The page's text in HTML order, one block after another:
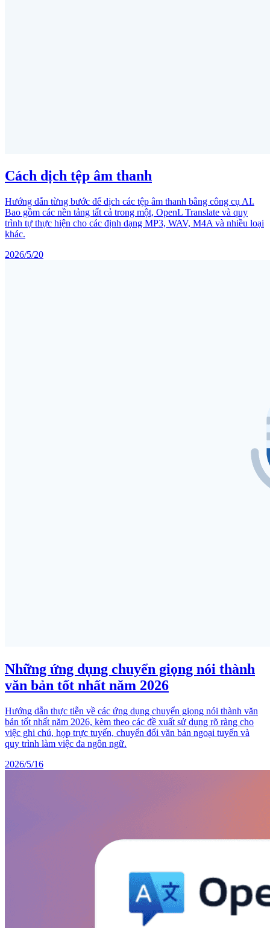
Cách dịch tệp âm thanh
Hướng dẫn từng bước để dịch các tệp âm thanh bằng công cụ AI.
Bao gồm các nền tảng tất cả trong một, OpenL Translate và quy
trình tự thực hiện cho các định dạng MP3, WAV, M4A và nhiều loại
khác.
2026/5/20
Những ứng dụng chuyển giọng nói thành
văn bản tốt nhất năm 2026
Hướng dẫn thực tiễn về các ứng dụng chuyển giọng nói thành văn
bản tốt nhất năm 2026, kèm theo các đề xuất sử dụng rõ ràng cho
việc ghi chú, họp trực tuyến, chuyển đổi văn bản ngoại tuyến và
quy trình làm việc đa ngôn ngữ.
2026/5/16